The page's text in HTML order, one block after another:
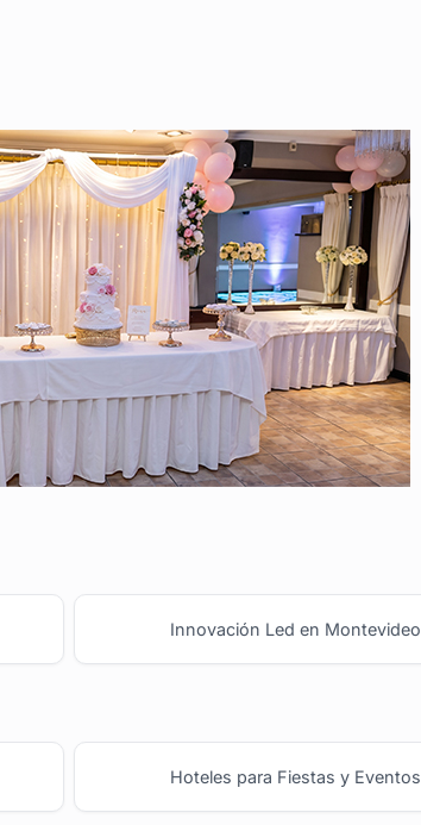
Innovación Led en Montevideo
Hoteles para Fiestas y Eventos